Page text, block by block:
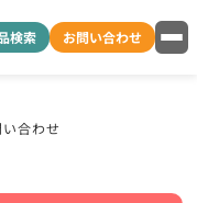
検索 お問い合わせ
合わせ